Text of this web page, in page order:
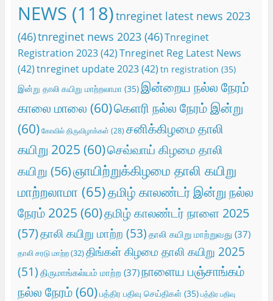
NEWS (118)tnreginet latest news 2023
(46)tnreginet news 2023(46)Tnreginet
Registration 2023(42)Tnreginet Reg Latest News
(42)tnreginet update 2023(42) tn registration (35)
இன்று தாலி கயிறு மாற்றலாமா(35)இன்றைய நல்ல நேரம்
காலை மாலை (60)கெளரி நல்ல நேரம் இன்று
(60) கோவில் திருவிழாக்கள் (28) சனிக்கிழமை தாலி
கயிறு 2025 (60)செவ்வாய் கிழமை தாலி
கயிறு (56)ஞாயிற்றுக்கிழமை தாலி கயிறு
மாற்றலாமா (65)தமிழ் காலண்டர் இன்று நல்ல
நேரம் 2025 (60)தமிழ் காலண்டர் நாளை 2025
(57)தாலி கயிறு மாற்ற (53) தாலி கயிறு மாற்றுவது (37)
தாலி சரடு மாற்ற(32)திங்கள் கிழமை தாலி கயிறு 2025
(51) திருமாங்கல்யம் மாற்ற (37)நாளைய பஞ்சாங்கம்
நல்ல நேரம்(60)பத்திர பதிவு செய்திகள்(35) பத்திர பதிவு